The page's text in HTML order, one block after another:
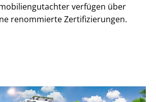
verfügen über
renommierte Zer­ti­fi­zie­run­gen.